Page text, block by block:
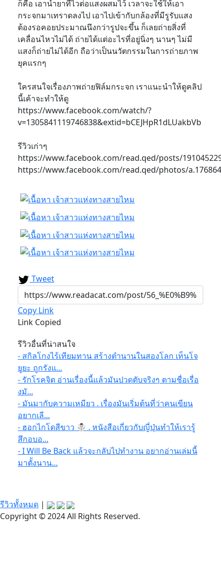
ก็คือ เอาน้ำยาที่ไวต่อแสงผสมไว้ เวลาจะใช้ให้เอา
กระจกมาเทราดลงไป เอาไปเข้ากับกล้องที่มีรูรับแสง
ต้องรอคอยประมาณนึงกว่ารูปจะขึ้น ก็เลยถ่ายสิ่งที่
เคลื่อนไหวไม่ได้ ถ่ายได้แต่อะไรที่อยู่นิ่งๆ นานๆ ไม่มี
แสงก็ถ่ายไม่ได้อีก ถือว่าเป็นนวัตกรรมในการถ่ายภาพ
ยุคแรกๆ
ใครสนใจเรื่องภาพถ่ายฟิล์มกระจก เราแนะนำให้ดูคลิป
นี้เค้าจะทำให้ดู
https://www.facebook.com/watch/?
v=1305841119746838&extid=bCEJHpR1dLUakbVb
รีวิวเก่าๆ
https://www.facebook.com/read.qed/posts/
https://www.facebook.com/read.qed/photos/
Tweet
Copy Link
Link Copied
รีวิวอื่นที่น่าสนใจ
- สกิลโกงไร้เทียมทาน สร้างตำนานในสองโลก เท็นโจ
ยูยะ ถูกรังแ...
- รักโรคจิต อ่านเรื่องนี้แล้วมันปวดตับจริงๆ ตามชื่อเรื่อ
งมั...
- มันมากับความเหมียว . เรื่องมันเริ่มต้นที่ว่าคนเขียน
อยากเลี...
- ฮอกไกโดสีขาว ☃️ . หนังสือเกี่ยวกับญี่ปุ่นทำให้เรารู้
สึกอบอ...
- I Will Be Back แล้วจะกลับไปทำงาน อยากอ่านเล่มนี้
มาตั้งนาน...
รีวิวทั้งหมด |
Copyright © 2024 All Rights Reserved.